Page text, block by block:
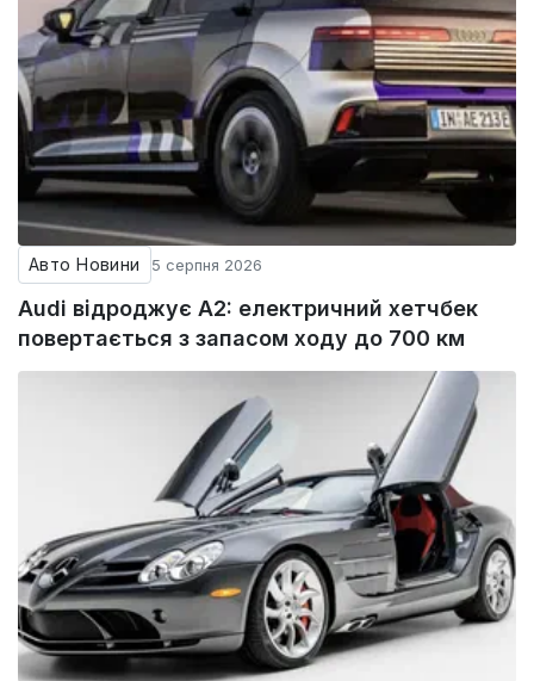
Авто Новини 5 серпня 2026
Audi відроджує A2: електричний хетчбек
повертається з запасом ходу до 700 км